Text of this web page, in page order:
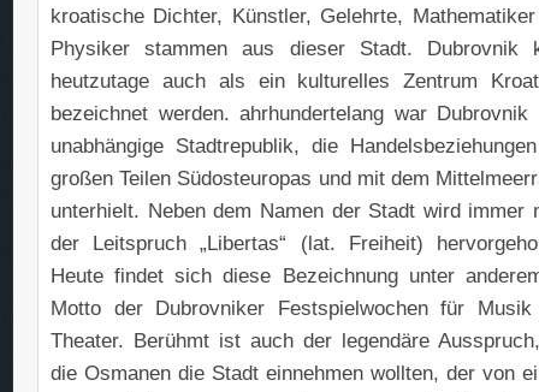
kroatische Dichter, Künstler, Gelehrte,
Physiker stammen aus dieser Stadt. Dubrovnik
heutzutage auch als ein kulturelles Zentrum
bezeichnet werden. ahrhundertelang war Dubrovnik
unabhängige Stadtrepublik, die
großen Teilen Südosteuropas und mit dem
unterhielt. Neben dem Namen der Stadt wird immer
der Leitspruch „Libertas“ (lat. Freiheit)
Heute findet sich diese Bezeichnung unter
Motto der Dubrovniker Festspielwochen für Musik
Theater. Berühmt ist auch der legendäre
die Osmanen die Stadt einnehmen wollten, der von